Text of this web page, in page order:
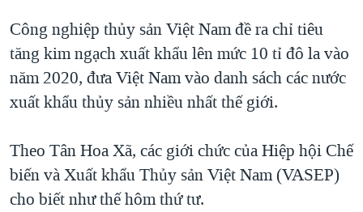
GIÁO DỤC
CÁC GIÁ TRỊ CỘNG HÒA Ở VIỆT NAM
THƯỢNG ĐỈNH TRUMP-KIM TẠI VIỆT NAM
TRỊNH VĨNH BÌNH VS. CHÍNH PHỦ VIỆT NAM
BÊN KIA QUỐC LỘ: TIẾNG VỌNG TỪ NÔNG THÔN MỸ
QUAN HỆ VIỆT MỸ
Công nghiệp thủy sản Việt Nam đề ra chỉ tiêu
tăng kim ngạch xuất khẩu lên mức 10 tỉ đô la vào
năm 2020, đưa Việt Nam vào danh sách các nước
xuất khẩu thủy sản nhiều nhất thế giới.
Theo Tân Hoa Xã, các giới chức của Hiệp hội Chế
biến và Xuất khẩu Thủy sản Việt Nam (VASEP)
cho biết như thế hôm thứ tư.